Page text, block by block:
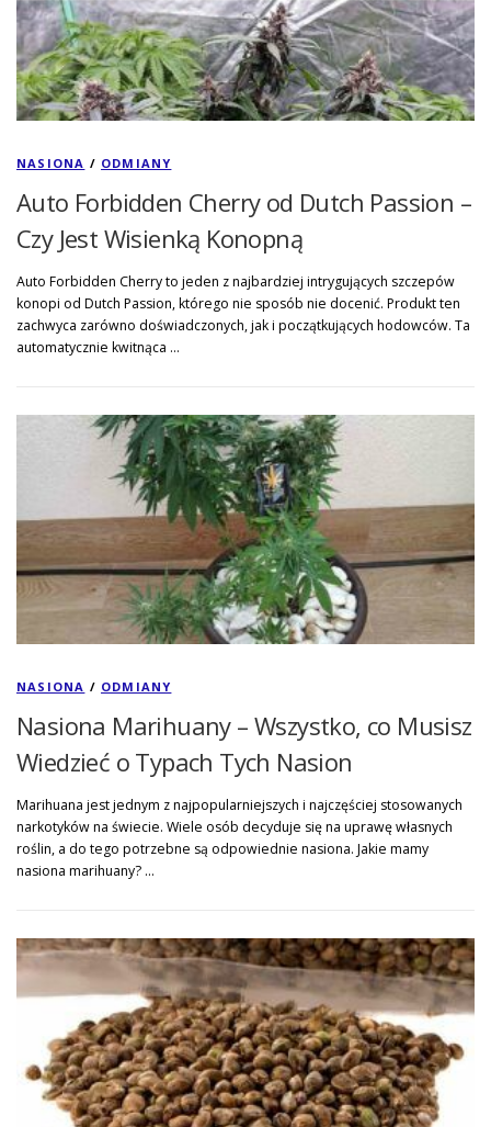
NASIONA / ODMIANY
Auto Forbidden Cherry od Dutch Passion –
Czy Jest Wisienką Konopną
Auto Forbidden Cherry to jeden z najbardziej intrygujących szczepów
konopi od Dutch Passion, którego nie sposób nie docenić. Produkt ten
zachwyca zarówno doświadczonych, jak i początkujących hodowców. Ta
automatycznie kwitnąca …
NASIONA / ODMIANY
Nasiona Marihuany – Wszystko, co Musisz
Wiedzieć o Typach Tych Nasion
Marihuana jest jednym z najpopularniejszych i najczęściej stosowanych
narkotyków na świecie. Wiele osób decyduje się na uprawę własnych
roślin, a do tego potrzebne są odpowiednie nasiona. Jakie mamy
nasiona marihuany? …